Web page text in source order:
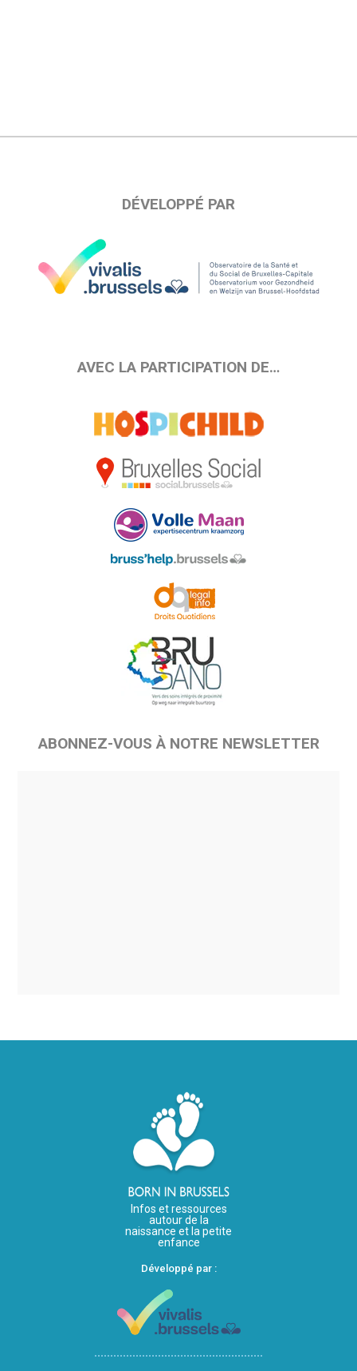
DÉVELOPPÉ PAR
AVEC LA PARTICIPATION DE…
ABONNEZ-VOUS À NOTRE NEWSLETTER
Infos et ressources
autour de la
naissance et la petite
enfance
Développé par :